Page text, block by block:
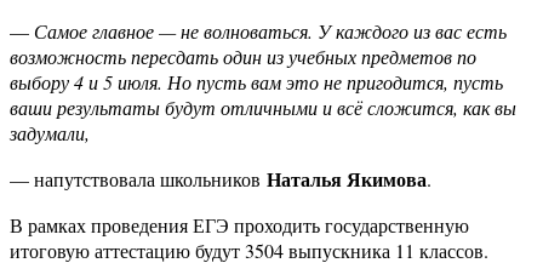
— Самое главное — не волноваться. У каждого из вас есть
возможность пересдать один из учебных предметов по
выбору 4 и 5 июля. Но пусть вам это не пригодится, пусть
ваши результаты будут отличными и всё сложится, как вы
задумали,
— напутствовала школьников Наталья Якимова.
В рамках проведения ЕГЭ проходить государственную
итоговую аттестацию будут 3504 выпускника 11 классов.